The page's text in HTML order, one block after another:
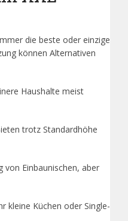
die beste oder einzige
können Alternativen
Haushalte meist
trotz Standardhöhe
von Einbaunischen, aber
kleine Küchen oder Single-